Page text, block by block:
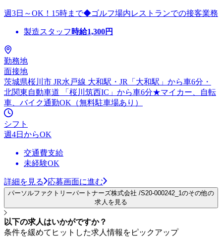
週3日～OK！15時まで◆ゴルフ場内レストランでの接客業務
製造スタッフ 時給1,300円
勤務地
面接地
茨城県桜川市 JR水戸線 大和駅・JR「大和駅」から車6分・
北関東自動車道 「桜川筑西IC」から車6分★マイカー、自転
車、バイク通勤OK（無料駐車場あり）
シフト
週4日からOK
交通費支給
未経験OK
詳細を見る 応募画面に進む
パーソルファクトリーパートナーズ株式会社 /S20-000242_1のその他の
求人を見る
以下の求人はいかがですか？
条件を緩めてヒットした求人情報をピックアップ